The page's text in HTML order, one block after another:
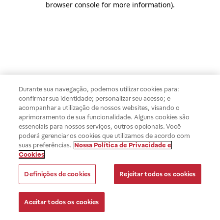
browser console for more information).
Durante sua navegação, podemos utilizar cookies para:
confirmar sua identidade; personalizar seu acesso; e
acompanhar a utilização de nossos websites, visando o
aprimoramento de sua funcionalidade. Alguns cookies são
essenciais para nossos serviços, outros opcionais. Você
poderá gerenciar os cookies que utilizamos de acordo com
suas preferências. Nossa Política de Privacidade e
Cookies
Definições de cookies Rejeitar todos os cookies
Aceitar todos os cookies